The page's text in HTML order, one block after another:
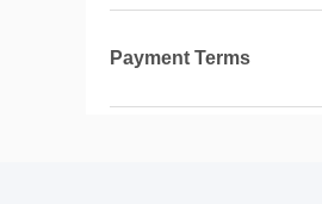
Payment Terms